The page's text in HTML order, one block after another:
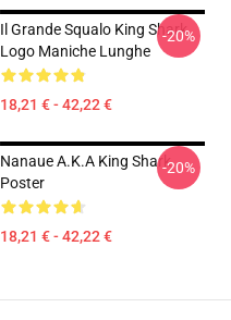
Il Grande Squalo King Shark
Logo Maniche Lunghe
18,21 € - 42,22 €
-20%
Nanaue A.K.A King Shark
Poster
18,21 € - 42,22 €
-20%